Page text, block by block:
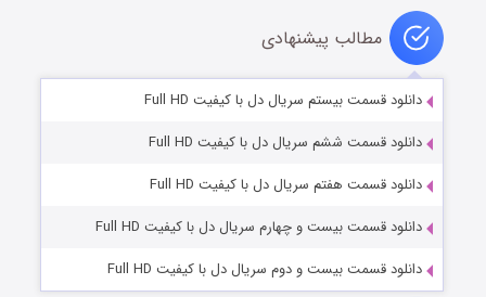
مطالب پیشنهادی
دانلود قسمت بیستم سریال دل با کیفیت Full HD
دانلود قسمت ششم سریال دل با کیفیت Full HD
دانلود قسمت هفتم سریال دل با کیفیت Full HD
دانلود قسمت بیست و چهارم سریال دل با کیفیت Full HD
دانلود قسمت بیست و دوم سریال دل با کیفیت Full HD